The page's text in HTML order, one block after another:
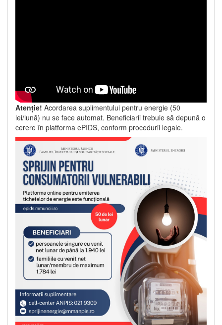
Atenție! Acordarea suplimentului pentru energie (50
lei/lună) nu se face automat. Beneficiarii trebuie să depună o
cerere în platforma ePIDS, conform procedurii legale.